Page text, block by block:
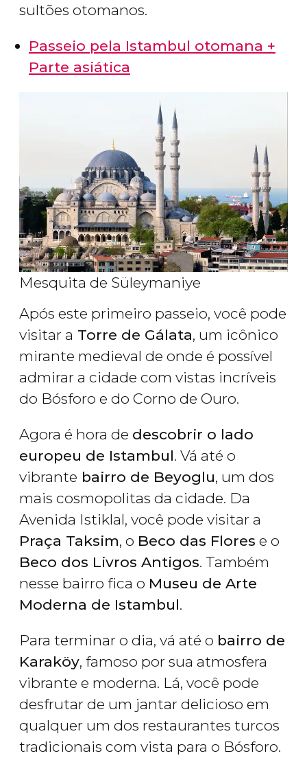
sultões otomanos.
Passeio pela Istambul otomana +
Parte asiática
Mesquita de Süleymaniye
Após este primeiro passeio, você pode
visitar a Torre de Gálata, um icônico
mirante medieval de onde é possível
admirar a cidade com vistas incríveis
do Bósforo e do Corno de Ouro.
Agora é hora de descobrir o lado
europeu de Istambul. Vá até o
vibrante bairro de Beyoglu, um dos
mais cosmopolitas da cidade. Da
Avenida Istiklal, você pode visitar a
Praça Taksim, o Beco das Flores e o
Beco dos Livros Antigos. Também
nesse bairro fica o Museu de Arte
Moderna de Istambul.
Para terminar o dia, vá até o bairro de
Karaköy, famoso por sua atmosfera
vibrante e moderna. Lá, você pode
desfrutar de um jantar delicioso em
qualquer um dos restaurantes turcos
tradicionais com vista para o Bósforo.